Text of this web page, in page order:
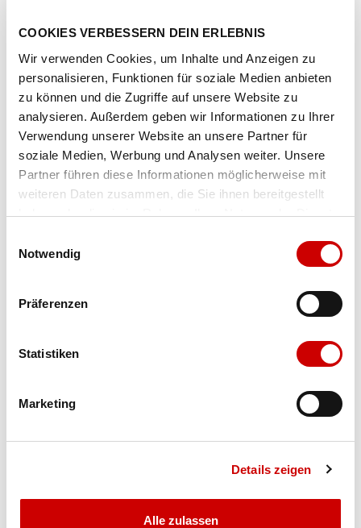
COOKIES VERBESSERN DEIN ERLEBNIS
Wir verwenden Cookies, um Inhalte und Anzeigen zu
personalisieren, Funktionen für soziale Medien anbieten
zu können und die Zugriffe auf unsere Website zu
analysieren. Außerdem geben wir Informationen zu Ihrer
Verwendung unserer Website an unsere Partner für
soziale Medien, Werbung und Analysen weiter. Unsere
Partner führen diese Informationen möglicherweise mit
weiteren Daten zusammen, die Sie ihnen bereitgestellt
haben oder die sie im Rahmen Ihrer Nutzung der Dienste
Notwendig
Präferenzen
Statistiken
Marketing
Details zeigen
Alle zulassen
Artikel-Nr.74801-schwarz
Farbe schwarz
IN DEN WARENKORB
Bis 17:00 Uhr bestellen: morgen geliefert - ab CHF 50.00
Produktbeschreibung